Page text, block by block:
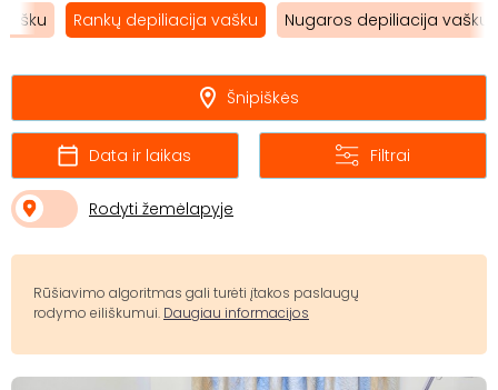
Rankų depiliacija vašku Nugaros depiliacija vašku
Šnipiškės
Data ir laikas Filtrai
Rodyti žemėlapyje
Rūšiavimo algoritmas gali turėti įtakos paslaugų
rodymo eiliškumui. Daugiau informacijos